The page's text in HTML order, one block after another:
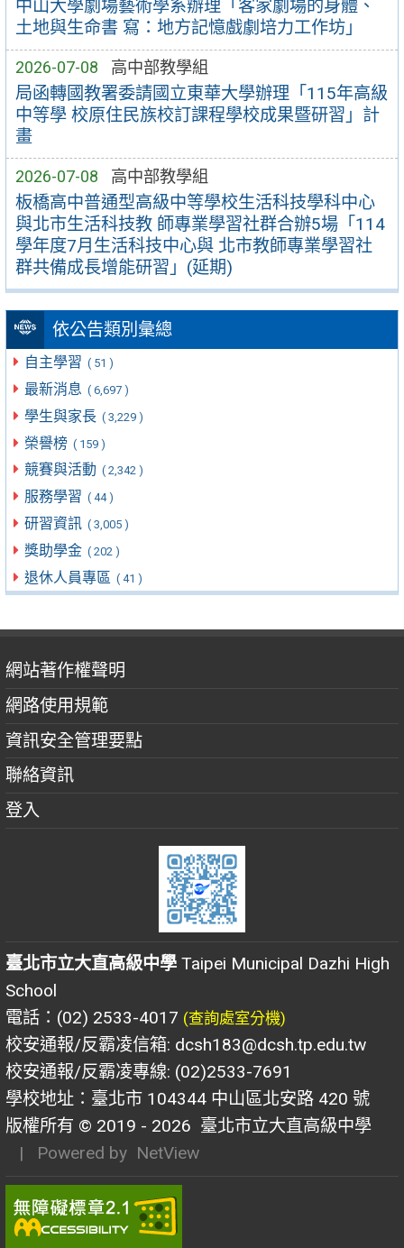
中山大學劇場藝術學系辦理「客家劇場的身體、
土地與生命書 寫：地方記憶戲劇培力工作坊」
2026-07-08 高中部教學組
局函轉國教署委請國立東華大學辦理「115年高級
中等學 校原住民族校訂課程學校成果暨研習」計
畫
2026-07-08 高中部教學組
板橋高中普通型高級中等學校生活科技學科中心
與北市生活科技教 師專業學習社群合辦5場「114
學年度7月生活科技中心與 北市教師專業學習社
群共備成長增能研習」(延期)
依公告類別彙總
自主學習 ( 51 )
最新消息 ( 6,697 )
學生與家長 ( 3,229 )
榮譽榜 ( 159 )
競賽與活動 ( 2,342 )
服務學習 ( 44 )
研習資訊 ( 3,005 )
獎助學金 ( 202 )
退休人員專區 ( 41 )
網站著作權聲明
網路使用規範
資訊安全管理要點
聯絡資訊
登入
臺北市立大直高級中學 Taipei Municipal Dazhi High
School
電話：(02) 2533-4017 (查詢處室分機)
校安通報/反霸凌信箱: dcsh183@dcsh.tp.edu.tw
校安通報/反霸凌專線: (02)2533-7691
學校地址：臺北市 104344 中山區北安路 420 號
版權所有 © 2019 - 2026 臺北市立大直高級中學
| Powered by NetView